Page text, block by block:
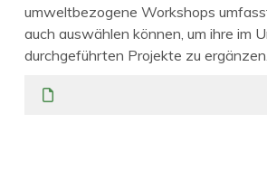
umweltbezogene Workshops
auch auswählen können, um ihre im
durchgeführten Projekte zu ergänzen.